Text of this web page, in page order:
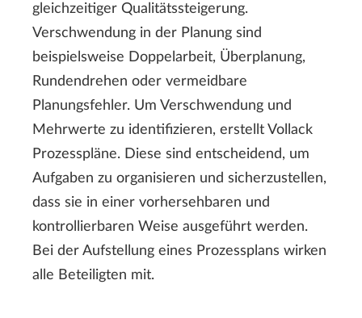
gleichzeitiger Qualitätssteigerung.
Verschwendung in der Planung sind
beispielsweise Doppelarbeit, Überplanung,
Rundendrehen oder vermeidbare
Planungsfehler. Um Verschwendung und
Mehrwerte zu identifizieren, erstellt Vollack
Prozesspläne. Diese sind entscheidend, um
Aufgaben zu organisieren und sicherzustellen,
dass sie in einer vorhersehbaren und
kontrollierbaren Weise ausgeführt werden.
Bei der Aufstellung eines Prozessplans wirken
alle Beteiligten mit.